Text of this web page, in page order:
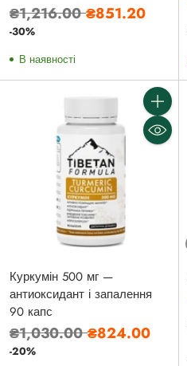
Звичайна
ціна
₴1,216.00₴851.20
-30%
В наявності
Кількість
Куркумін 500 мг —
антиоксидант і запалення
90 капс
Звичайна
ціна
₴1,030.00₴824.00
-20%